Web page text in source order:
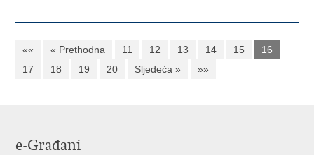
«« « Prethodna 11 12 13 14 15
16
17
18 19 20 Sljedeća » »»
e-Građani